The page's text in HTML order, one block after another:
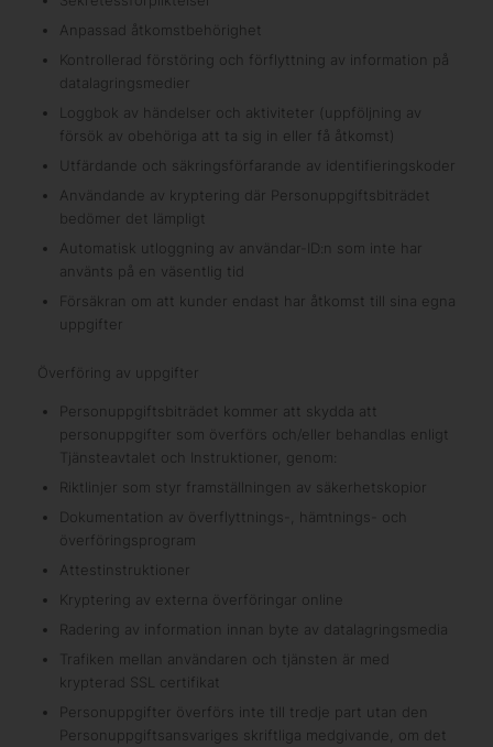
Anpassad åtkomstbehörighet
Kontrollerad förstöring och förflyttning av information på
datalagringsmedier
Loggbok av händelser och aktiviteter (uppföljning av
försök av obehöriga att ta sig in eller få åtkomst)
Utfärdande och säkringsförfarande av identifieringskoder
Användande av kryptering där Personuppgiftsbiträdet
bedömer det lämpligt
Automatisk utloggning av användar-ID:n som inte har
använts på en väsentlig tid
Försäkran om att kunder endast har åtkomst till sina egna
uppgifter
Överföring av uppgifter
Personuppgiftsbiträdet kommer att skydda att
personuppgifter som överförs och/eller behandlas enligt
Tjänsteavtalet och Instruktioner, genom:
Riktlinjer som styr framställningen av säkerhetskopior
Dokumentation av överflyttnings-, hämtnings- och
överföringsprogram
Attestinstruktioner
Kryptering av externa överföringar online
Radering av information innan byte av datalagringsmedia
Trafiken mellan användaren och tjänsten är med
krypterad SSL certifikat
Personuppgifter överförs inte till tredje part utan den
Personuppgiftsansvariges skriftliga medgivande, om det